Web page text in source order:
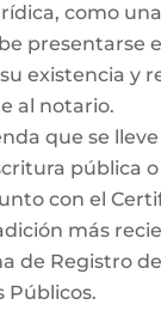
como
presentarse
existencia y
al notario.
que se
pública
con el
más
de Registro de
Públicos.